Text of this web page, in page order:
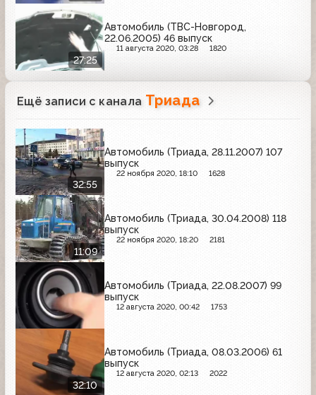
27:25
Автомобиль (ТВС-Новгород,
22.06.2005) 46 выпуск
11 августа 2020, 03:28 1820
Ещё записи с канала Триада
32:55
Автомобиль (Триада, 28.11.2007) 107
выпуск
22 ноября 2020, 18:10 1628
11:09
Автомобиль (Триада, 30.04.2008) 118
выпуск
22 ноября 2020, 18:20 2181
Автомобиль (Триада, 22.08.2007) 99
выпуск
12 августа 2020, 00:42 1753
32:10
Автомобиль (Триада, 08.03.2006) 61
выпуск
12 августа 2020, 02:13 2022